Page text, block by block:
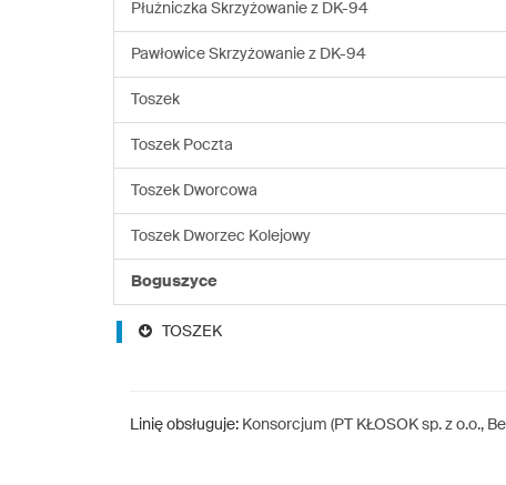
Płużniczka Skrzyżowanie z DK-94
Pawłowice Skrzyżowanie z DK-94
Toszek
Toszek Poczta
Toszek Dworcowa
Toszek Dworzec Kolejowy
Boguszyce
TOSZEK
Linię obsługuje: Konsorcjum (PT KŁOSOK sp. z o.o.,